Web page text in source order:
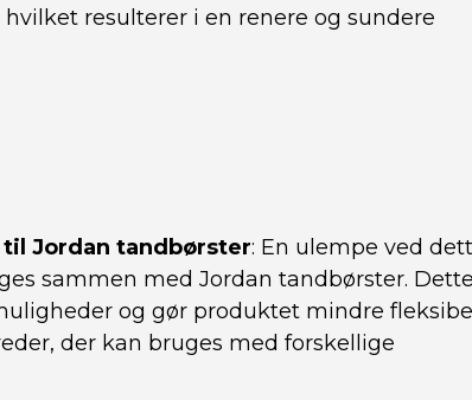
resulterer i en renere og sundere
Jordan tandbørster: En ulempe ved
sammen med Jordan tandbørster. Dette
og gør produktet mindre
der kan bruges med forskellige